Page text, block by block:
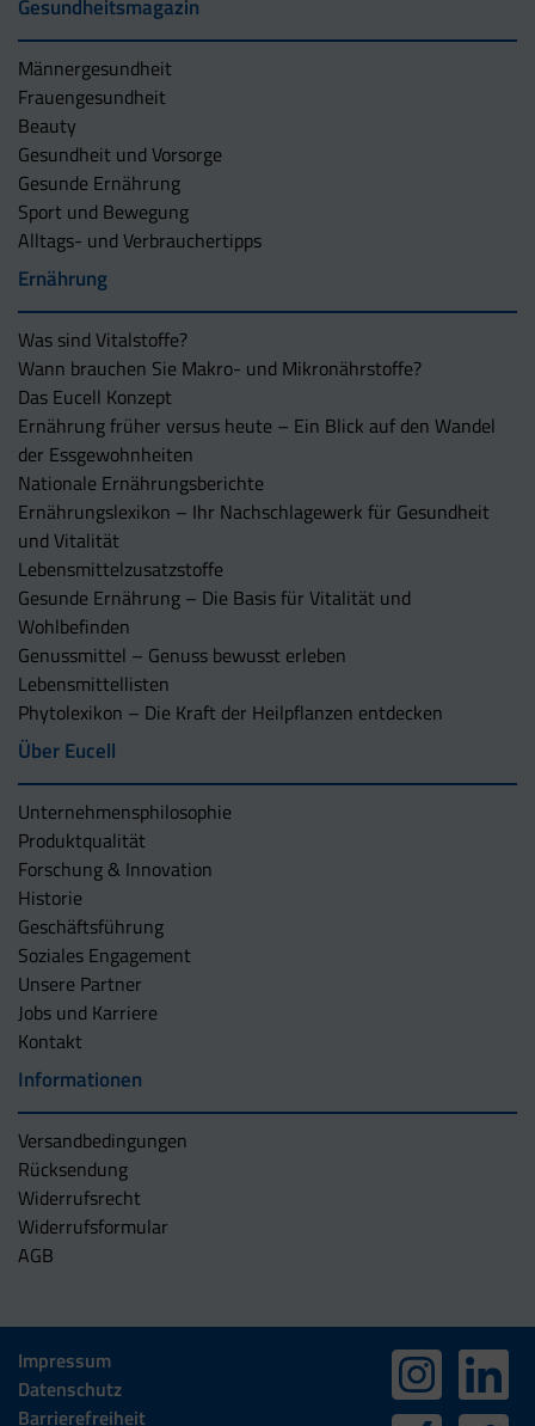
Gesundheitsmagazin
Männergesundheit
Frauengesundheit
Beauty
Gesundheit und Vorsorge
Gesunde Ernährung
Sport und Bewegung
Alltags- und Verbrauchertipps
Ernährung
Was sind Vitalstoffe?
Wann brauchen Sie Makro- und Mikronährstoffe?
Das Eucell Konzept
Ernährung früher versus heute – Ein Blick auf den Wandel
der Essgewohnheiten
Nationale Ernährungsberichte
Ernährungslexikon – Ihr Nachschlagewerk für Gesundheit
und Vitalität
Lebensmittelzusatzstoffe
Gesunde Ernährung – Die Basis für Vitalität und
Wohlbefinden
Genussmittel – Genuss bewusst erleben
Lebensmittellisten
Phytolexikon – Die Kraft der Heilpflanzen entdecken
Über Eucell
Unternehmens­philosophie
Produktqualität
Forschung & Innovation
Historie
Geschäftsführung
Soziales Engagement
Unsere Partner
Jobs und Karriere
Kontakt
Informationen
Versandbedingungen
Rücksendung
Widerrufsrecht
Widerrufsformular
AGB
Impressum
Datenschutz
Barrierefreiheit